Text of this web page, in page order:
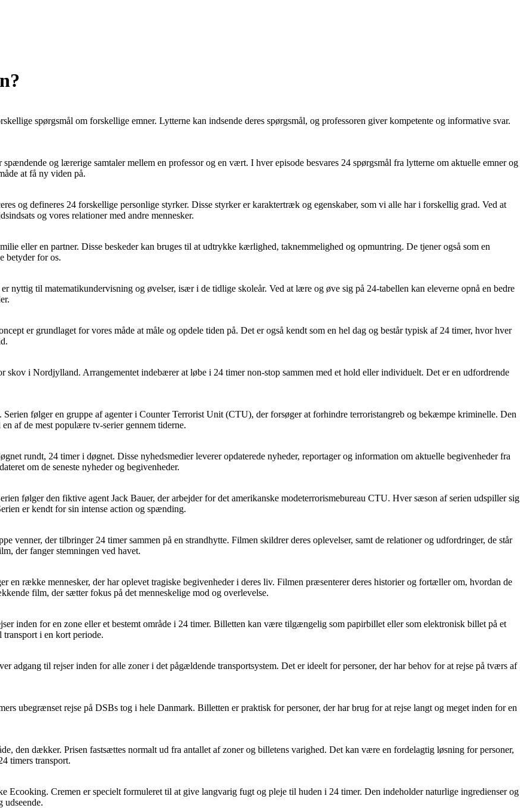
spørgsmål om forskellige emner. Lytterne kan indsende deres spørgsmål, og professoren giver kompetente og informative svar.
og lærerige samtaler mellem en professor og en vært. I hver episode besvares 24 spørgsmål fra lytterne om aktuelle emner og
at få ny viden på.
og defineres 24 forskellige personlige styrker. Disse styrker er karaktertræk og egenskaber, som vi alle har i forskellig grad. Ved at
og vores relationer med andre mennesker.
eller en partner. Disse beskeder kan bruges til at udtrykke kærlighed, taknemmelighed og opmuntring. De tjener også som en
betyder for os.
nyttig til matematikundervisning og øvelser, især i de tidlige skoleår. Ved at lære og øve sig på 24-tabellen kan eleverne opnå en bedre
er grundlaget for vores måde at måle og opdele tiden på. Det er også kendt som en hel dag og består typisk af 24 timer, hvor hver
skov i Nordjylland. Arrangementet indebærer at løbe i 24 timer non-stop sammen med et hold eller individuelt. Det er en udfordrende
følger en gruppe af agenter i Counter Terrorist Unit (CTU), der forsøger at forhindre terroristangreb og bekæmpe kriminelle. Den
af de mest populære tv-serier gennem tiderne.
rundt, 24 timer i døgnet. Disse nyhedsmedier leverer opdaterede nyheder, reportager og information om aktuelle begivenheder fra
om de seneste nyheder og begivenheder.
følger den fiktive agent Jack Bauer, der arbejder for det amerikanske modeterrorismebureau CTU. Hver sæson af serien udspiller sig
er kendt for sin intense action og spænding.
venner, der tilbringer 24 timer sammen på en strandhytte. Filmen skildrer deres oplevelser, samt de relationer og udfordringer, de står
der fanger stemningen ved havet.
række mennesker, der har oplevet tragiske begivenheder i deres liv. Filmen præsenterer deres historier og fortæller om, hvordan de
film, der sætter fokus på det menneskelige mod og overlevelse.
inden for en zone eller et bestemt område i 24 timer. Billetten kan være tilgængelig som papirbillet eller som elektronisk billet på et
i en kort periode.
adgang til rejser inden for alle zoner i det pågældende transportsystem. Det er ideelt for personer, der har behov for at rejse på tværs af
ubegrænset rejse på DSBs tog i hele Danmark. Billetten er praktisk for personer, der har brug for at rejse langt og meget inden for en
den dækker. Prisen fastsættes normalt ud fra antallet af zoner og billetens varighed. Det kan være en fordelagtig løsning for personer,
timers transport.
Ecooking. Cremen er specielt formuleret til at give langvarig fugt og pleje til huden i 24 timer. Den indeholder naturlige ingredienser og
udseende.